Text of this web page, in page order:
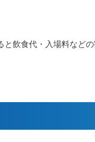
飲食代・入場料など